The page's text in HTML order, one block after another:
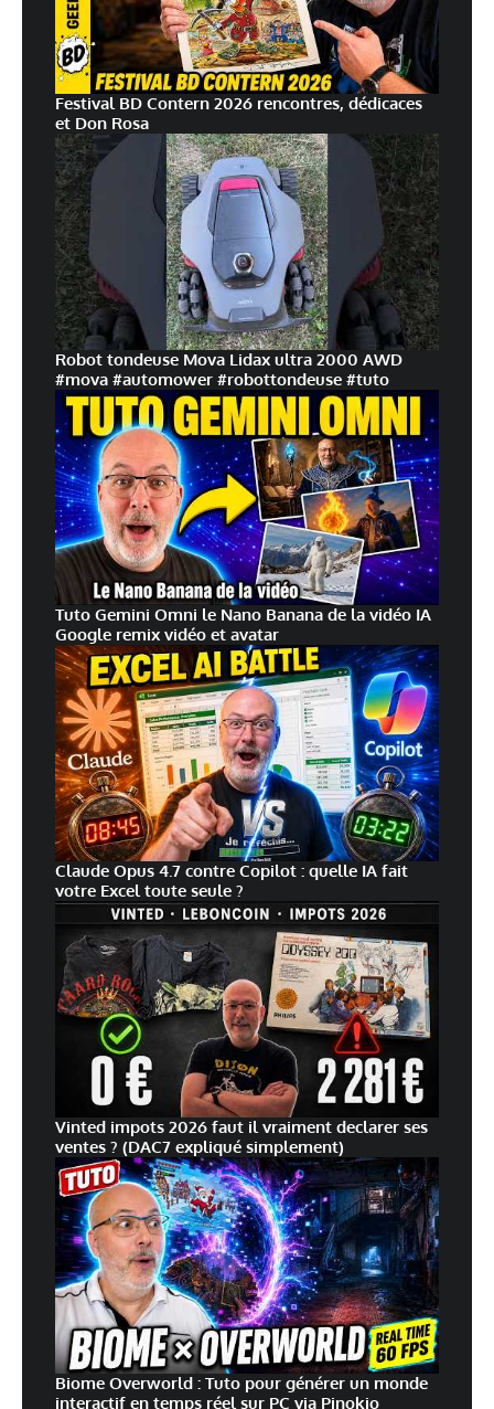
Festival BD Contern 2026 rencontres, dédicaces
et Don Rosa
Robot tondeuse Mova Lidax ultra 2000 AWD
#mova #automower #robottondeuse #tuto
Tuto Gemini Omni le Nano Banana de la vidéo IA
Google remix vidéo et avatar
Claude Opus 4.7 contre Copilot : quelle IA fait
votre Excel toute seule ?
Vinted impots 2026 faut il vraiment declarer ses
ventes ? (DAC7 expliqué simplement)
Biome Overworld : Tuto pour générer un monde
interactif en temps réel sur PC via Pinokio